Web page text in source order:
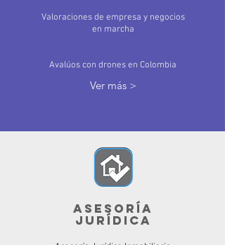
Valoraciones de empresa y negocios
en marcha
Avalúoscon drones en Colombia
Ver más >
Asesoría
jurídica